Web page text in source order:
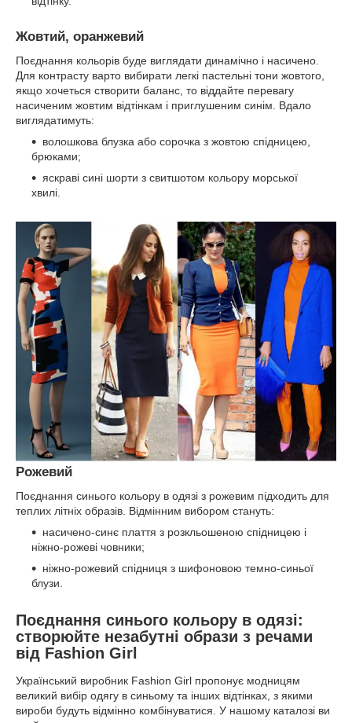
Жовтий, оранжевий
Поєднання кольорів буде виглядати динамічно і насичено.
Для контрасту варто вибирати легкі пастельні тони жовтого,
якщо хочеться створити баланс, то віддайте перевагу
насиченим жовтим відтінкам і приглушеним синім. Вдало
виглядатимуть:
волошкова блузка або сорочка з жовтою спідницею,
брюками;
яскраві сині шорти з свитшотом кольору морської
хвилі.
Рожевий
Поєднання синього кольору в одязі з рожевим підходить для
теплих літніх образів. Відмінним вибором стануть:
насичено-синє плаття з розкльошеною спідницею і
ніжно-рожеві човники;
ніжно-рожевий спідниця з шифоновою темно-синьої
блузи.
Поєднання синього кольору в одязі:
створюйте незабутні образи з речами
від Fashion Girl
Український виробник Fashion Girl пропонує модницям
великий вибір одягу в синьому та інших відтінках, з якими
вироби будуть відмінно комбінуватися. У нашому каталозі ви